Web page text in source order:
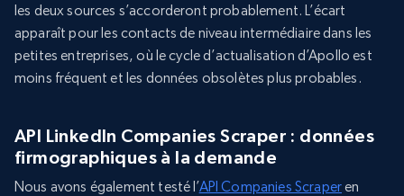
les deux sources s’accorderont probablement. L’écart
apparaît pour les contacts de niveau intermédiaire dans les
petites entreprises, où le cycle d’actualisation d’Apollo est
moins fréquent et les données obsolètes plus probables.
API LinkedIn Companies Scraper : données
firmographiques à la demande
Nous avons également testé l’API Companies Scraperen